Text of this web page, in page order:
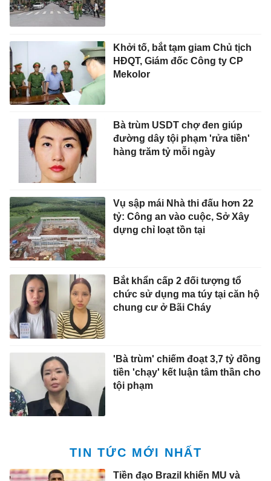
Khởi tố, bắt tạm giam Chủ tịch
HĐQT, Giám đốc Công ty CP
Mekolor
Bà trùm USDT chợ đen giúp
đường dây tội phạm 'rửa tiền'
hàng trăm tỷ mỗi ngày
Vụ sập mái Nhà thi đấu hơn 22
tỷ: Công an vào cuộc, Sở Xây
dựng chỉ loạt tồn tại
Bắt khẩn cấp 2 đối tượng tổ
chức sử dụng ma túy tại căn hộ
chung cư ở Bãi Cháy
'Bà trùm' chiếm đoạt 3,7 tỷ đồng
tiền 'chạy' kết luận tâm thần cho
tội phạm
TIN TỨC MỚI NHẤT
Tiền đạo Brazil khiến MU và